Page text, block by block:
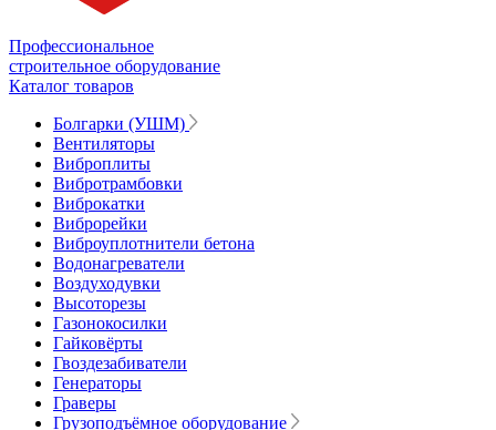
Профессиональное
строительное оборудование
Каталог товаров
Болгарки (УШМ)
Вентиляторы
Виброплиты
Вибротрамбовки
Виброкатки
Виброрейки
Виброуплотнители бетона
Водонагреватели
Воздуходувки
Высоторезы
Газонокосилки
Гайковёрты
Гвоздезабиватели
Генераторы
Граверы
Грузоподъёмное оборудование